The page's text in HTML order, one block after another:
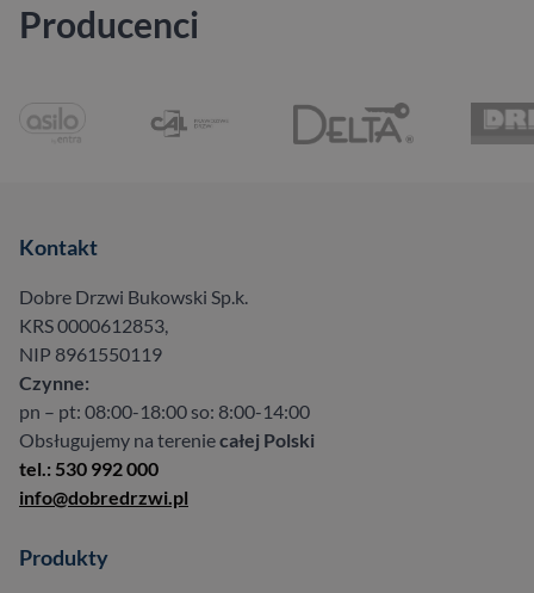
Producenci
Kontakt
Dobre Drzwi Bukowski Sp.k.
KRS 0000612853,
NIP 8961550119
Czynne:
pn – pt: 08:00-18:00 so: 8:00-14:00
Obsługujemy na tereniecałej Polski
tel.: 530 992 000
info@dobredrzwi.pl
Produkty